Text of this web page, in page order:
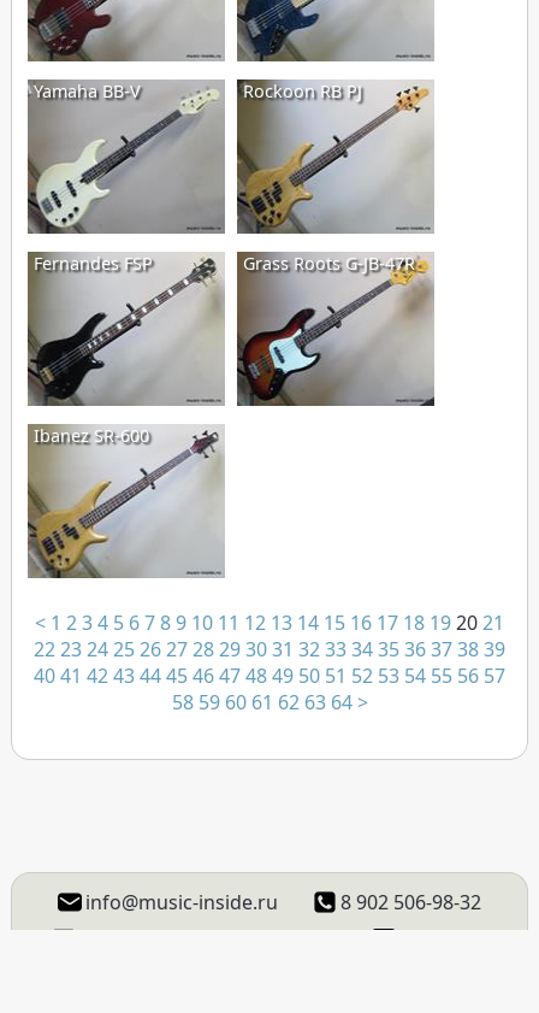
Yamaha BB-V Rockoon RB PJ
Fernandes FSP Grass Roots G-JB-47R
Ibanez SR-600
< 1 234 5 6789 10 11 12 13 14 15 16 17 18 192021
22232425262728293031 3233343536373839
4041 4243444546474849 50 51 52 53 54 55 56 57
58 59 60 61 62 63 64 >
info@music-inside.ru
8 902 506-98-32